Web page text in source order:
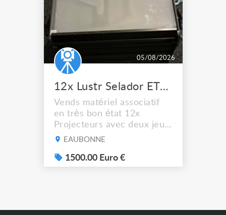
05/08/2026
12x Lustr Selador ETC Led 7x colors filtres
Vends matériel associatif
en très bon état 12x
Projecteurs avec deux jeux
de filtre filtre Lustr Selador
system – seven colour
LEDs providing the
EAUBONNE
1500.00 Euro €